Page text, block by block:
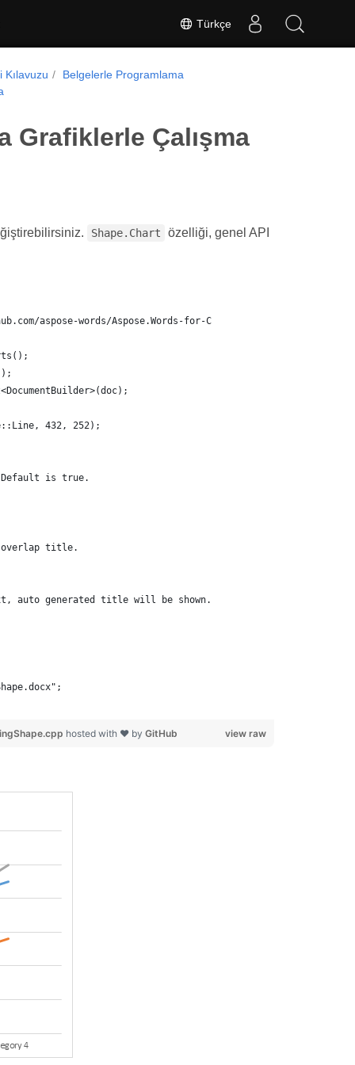
Türkçe
Kılavuzu
Belgelerle Programlama
Grafiklerle Çalışma
Shape.Chart
özelliği, genel API
aspose-words/Aspose.Words-for-C
432, 252);
is true.
overlap title.
auto generated title will be shown.
view raw
hosted with ❤ by GitHub